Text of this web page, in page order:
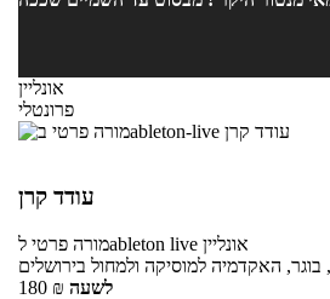
אצלו באולפן היא אווירה כפית במיוחד
אונליין
פרונטלי
עודד קרן
מורה פרטילableton live אונליין
בוגר, האקדמיה למוסיקה ולמחול בירושלים
180 ₪ לשעה